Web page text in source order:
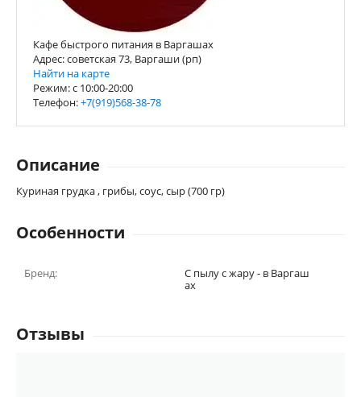
Кафе быстрого питания в Варгашах
Адрес: советская 73, Варгаши (рп)
Найти на карте
Режим: с 10:00-20:00
Телефон:+7(919)568-38-78
Описание
Куриная грудка , грибы, соус, сыр (700 гр)
Особенности
Бренд:
С пылу с жару - в Варгаш
ах
Отзывы